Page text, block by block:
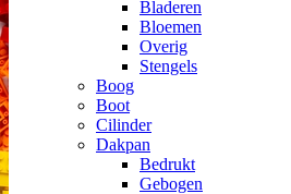
Bladeren
Bloemen
Overig
Stengels
Boog
Boot
Cilinder
Dakpan
Bedrukt
Gebogen